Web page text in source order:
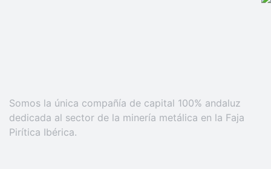
Somos la única compañía de capital 100% andaluz
dedicada al sector de la minería metálica en la Faja
Pirítica Ibérica.